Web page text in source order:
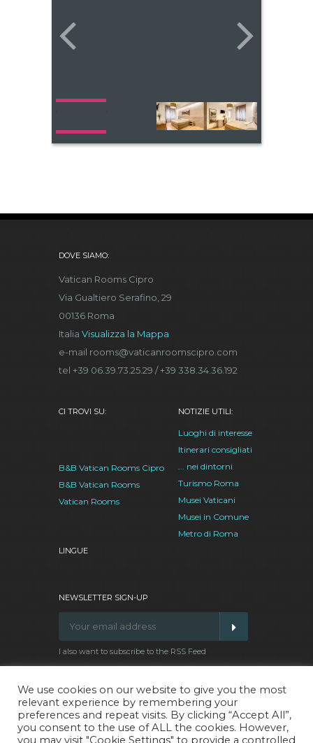
DOVE SIAMO:
Vatican Rooms Cipro
Via Gualtiero Serafino, 29
00136 Roma
Italia Visualizza la Mappa
e-mail rooms@vaticanroomscipro.com
tel +39 06.39.73.25.29 / +39 338.34.36.192
CI TROVI SU:
B&B Vatican Rooms Cipro
B&B Vatican Rooms
Vatican Rooms
LINGUE
NOTIZIE UTILI:
Luoghi di interesse
Itinerari consigliati
... nei dintorni
Turismo Roma
Musei Vaticani
Musei in Comune
Metro di Roma
NEWSLETTER SIGN-UP
I also want to subscribe to the RSS Feed
Facebook
Google
Plus
TwitterPinterest
We use cookies on our website to give you the most
relevant experience by remembering your
preferences and repeat visits. By clicking “Accept All”,
you consent to the use of ALL the cookies. However,
you may visit "Cookie Settings" to provide a controlled